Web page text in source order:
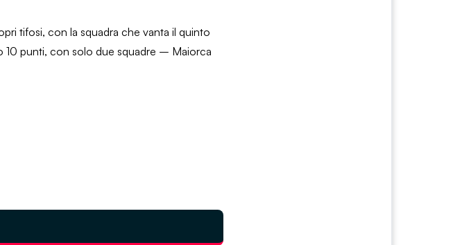
tifosi, con la squadra che vanta il quinto
10 punti, con solo due squadre – Maiorca